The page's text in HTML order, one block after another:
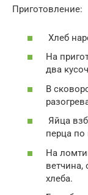
Приготовление:
Хлеб
На
два
В
Яйца
перца по
На
ветчина,
хлеба.